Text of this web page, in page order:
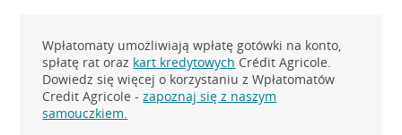
Wpłatomaty umożliwiają wpłatę gotówki na konto,
spłatę rat oraz kart kredytowych Crédit Agricole.
Dowiedz się więcej o korzystaniu z Wpłatomatów
Credit Agricole -zapoznaj się z naszym
samouczkiem.